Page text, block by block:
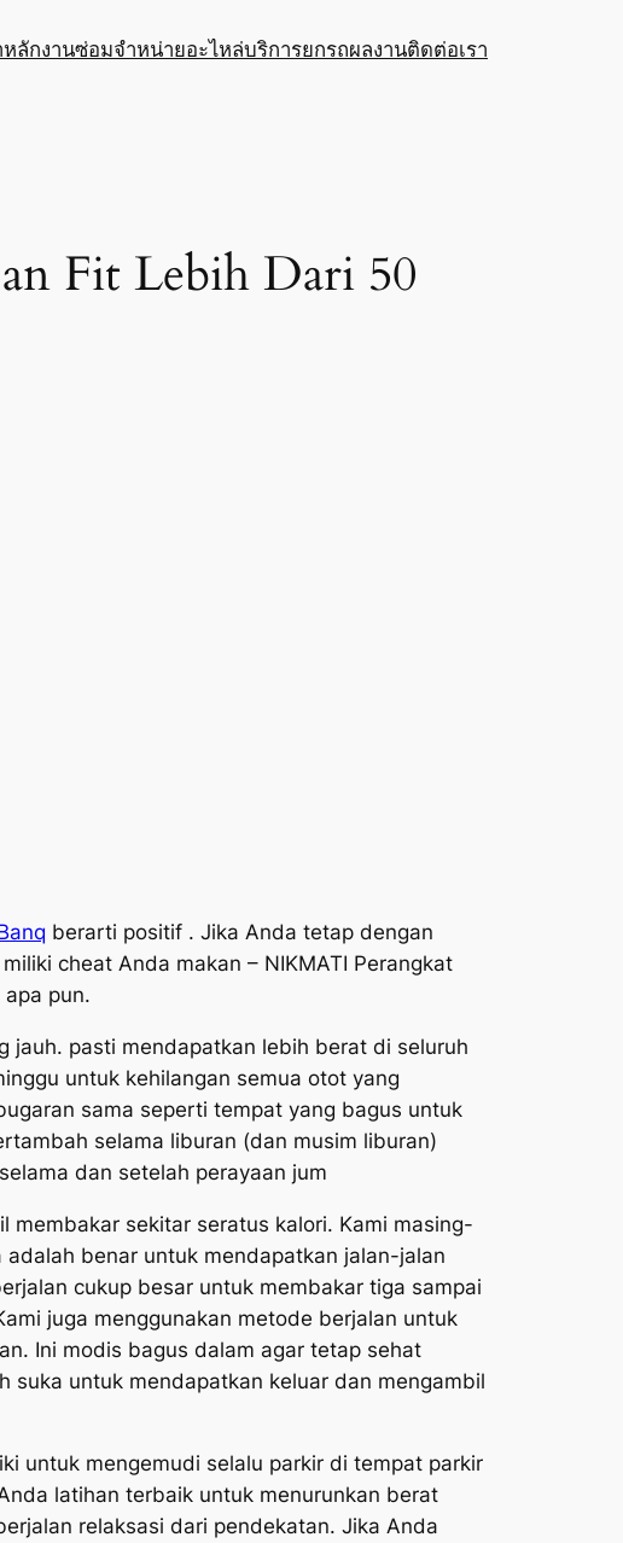
ลักงานซ่อมจำหน่ายอะไหล่บริการยกรถผลงานติดต่อเรา
Fit Lebih Dari 50
berarti positif . Jika Anda tetap dengan
cheat Anda makan – NIKMATI Perangkat
pun.
jauh. pasti mendapatkan lebih berat di seluruh
untuk kehilangan semua otot yang
sama seperti tempat yang bagus untuk
selama liburan (dan musim liburan)
dan setelah perayaan jum
sekitar seratus kalori. Kami masing-
benar untuk mendapatkan jalan-jalan
cukup besar untuk membakar tiga sampai
juga menggunakan metode berjalan untuk
Ini modis bagus dalam agar tetap sehat
suka untuk mendapatkan keluar dan mengambil
untuk mengemudi selalu parkir di tempat parkir
latihan terbaik untuk menurunkan berat
relaksasi dari pendekatan. Jika Anda